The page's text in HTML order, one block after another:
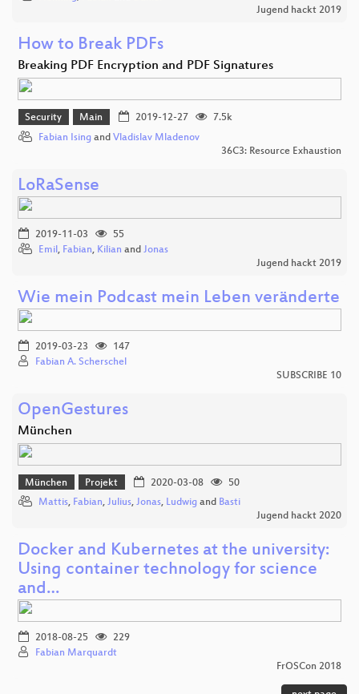
Jugend hackt 2019
How to Break PDFs
Breaking PDF Encryption and PDF Signatures
Security Main 2019-12-27
7.5k
Fabian Ising and Vladislav Mladenov
36C3: Resource Exhaustion
LoRaSense
2019-11-03
55
Emil , Fabian, Kilian and Jonas
Jugend hackt 2019
Wie mein Podcast mein Leben veränderte
2019-03-23
147
Fabian A. Scherschel
SUBSCRIBE 10
OpenGestures
München
München Projekt 2020-03-08
50
Mattis, Fabian, Julius, Jonas, Ludwig and Basti
Jugend hackt 2020
Docker and Kubernetes at the university:
Using container technology for science
and…
2018-08-25
229
Fabian Marquardt
FrOSCon 2018